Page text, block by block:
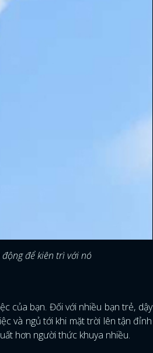
để kiên trì với nó
của bạn. Đối với nhiều bạn trẻ, dậy
và ngủ tới khi mặt trời lên tận đỉnh
hơn người thức khuya nhiều.